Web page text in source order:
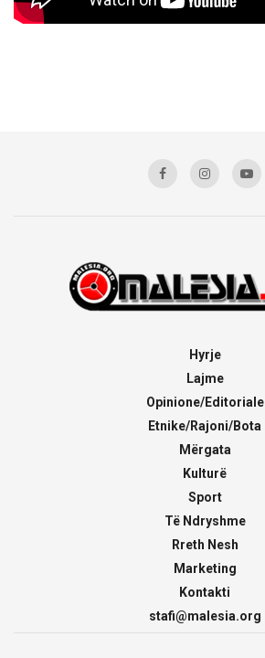
Hyrje
Lajme
Opinione/Editoriale
Etnike/Rajoni/Bota
Mërgata
Kulturë
Sport
Të Ndryshme
Rreth Nesh
Marketing
Kontakti
stafi@malesia.org